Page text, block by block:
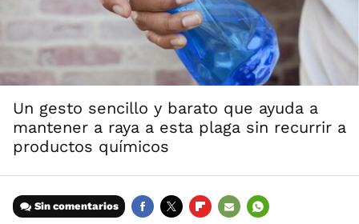
Un gesto sencillo y barato que ayuda a
mantener a raya a esta plaga sin recurrir a
productos químicos
Sin comentarios